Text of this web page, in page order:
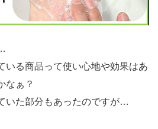
いる商品って使い心地や効果はあ
なぁ？
いた部分もあったのですが…